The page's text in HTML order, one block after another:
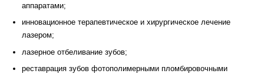
аппаратами;
инновационное терапевтическое и хирургическое лечение
лазером;
лазерное отбеливание зубов;
реставрация зубов фотополимерными пломбировочными